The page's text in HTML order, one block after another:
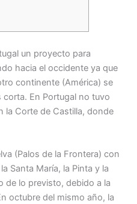
un proyecto para
hacia el occidente ya que
continente (América) se
corta. En Portugal no tuvo
la Corte de Castilla, donde
(Palos de la Frontera) con
Santa María, la Pinta y la
de lo previsto, debido a la
octubre del mismo año, la